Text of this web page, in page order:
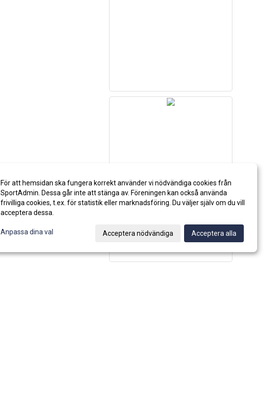
För att hemsidan ska fungera korrekt använder vi nödvändiga cookies från
SportAdmin. Dessa går inte att stänga av. Föreningen kan också använda
frivilliga cookies, t.ex. för statistik eller marknadsföring. Du väljer själv om du vill
acceptera dessa.
Anpassa dina val Acceptera nödvändiga Acceptera alla